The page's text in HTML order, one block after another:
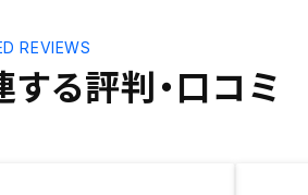
する評判・口コミ
REVIEWS